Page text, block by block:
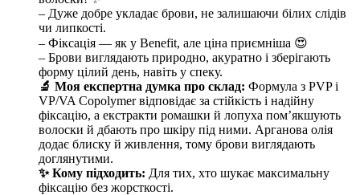
– Дуже добре укладає брови, не залишаючи білих слідів
чи липкості.
– Фіксація — як у Benefit, але ціна приємніша 😍
– Брови виглядають природно, акуратно і зберігають
форму цілий день, навіть у спеку.
🔬 Моя експертна думка про склад: Формула з PVP і
VP/VA Copolymer відповідає за стійкість і надійну
фіксацію, а екстракти ромашки й лопуха пом’якшують
волоски й дбають про шкіру під ними. Арганова олія
додає блиску й живлення, тому брови виглядають
доглянутими.
✨ Кому підходить: Для тих, хто шукає максимальну
фіксацію без жорсткості.